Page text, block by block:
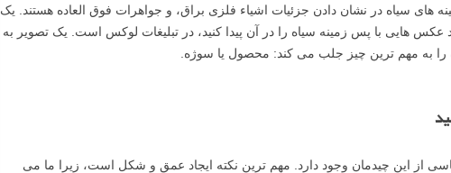
های سیاه در نشان دادن جزئیات اشیاء فلزی براق، و جواهرات فوق العاده هستند. یک
عکس هایی با پس زمینه سیاه را در آن پیدا کنید، در تبلیغات لوکس است. یک تصویر به
را به مهم ترین چیز جلب می کند: محصول یا سوژه.
از این چیدمان وجود دارد. مهم ترین نکته ایجاد عمق و شکل است، زیرا ما می